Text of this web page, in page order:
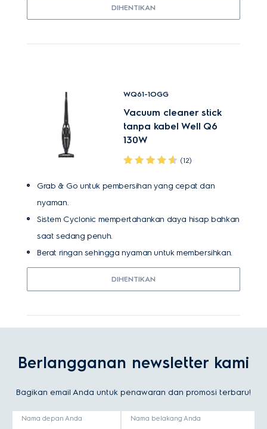
DIHENTIKAN
WQ61-1OGG
Vacuum cleaner stick
tanpa kabel Well Q6
130W
(12)
Grab & Go untuk pembersihan yang cepat dan
nyaman.
Sistem Cyclonic mempertahankan daya hisap bahkan
saat sedang penuh.
Berat ringan sehingga nyaman untuk membersihkan.
DIHENTIKAN
Berlangganan newsletter kami
Bagikan email Anda untuk penawaran dan promosi terbaru!
Nama depan Anda Nama belakang Anda